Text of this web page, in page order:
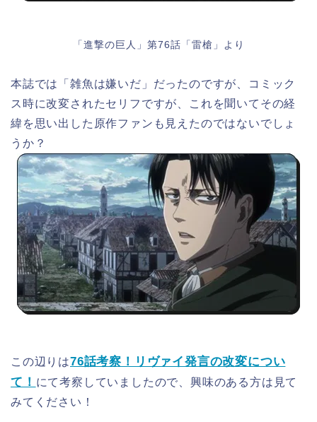
「進撃の巨人」第76話「雷槍」より
本誌では「雑魚は嫌いだ」だったのですが、コミック
ス時に改変されたセリフですが、これを聞いてその経
緯を思い出した原作ファンも見えたのではないでしょ
うか？
この辺りは76話考察！リヴァイ発言の改変につい
て！ にて考察していましたので、興味のある方は見て
みてください！